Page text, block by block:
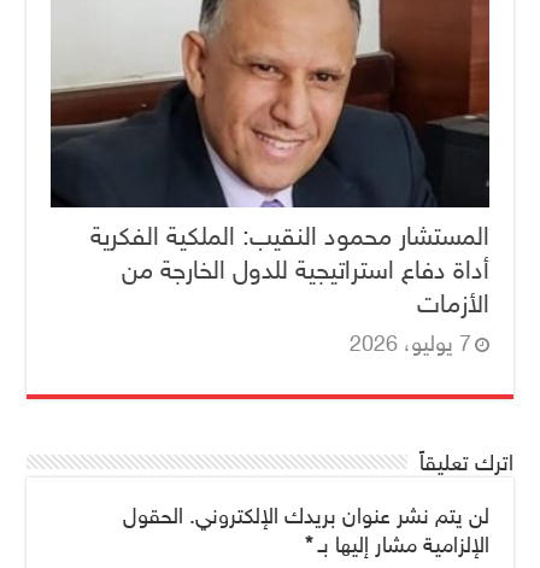
المستشار محمود النقيب: الملكية الفكرية
أداة دفاع استراتيجية للدول الخارجة من
الأزمات
7 يوليو، 2026
اترك تعليقاً
لن يتم نشر عنوان بريدك الإلكتروني. الحقول
الإلزامية مشار إليها بـ*